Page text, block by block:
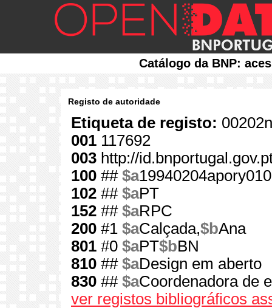
Catálogo da BNP:
Registo de autoridade
Etiqueta de registo:
001 117692
003 http://
100 ## $a
102 ## $aPT
152 ## $aRPC
200 #1 $aCalçada,$bAna
801 #0 $aPT$bBN
810 ## $aDesign em aberto
830 ## $aCoordenadora de
ver registos bibliográficos